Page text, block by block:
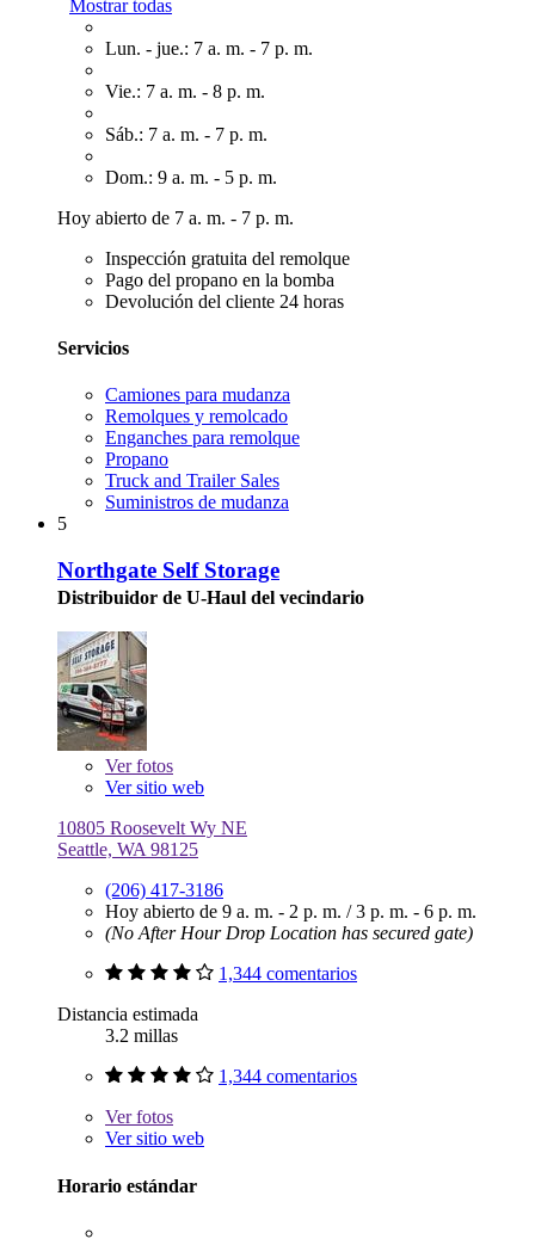
Mostrar todas
Lun. - jue.: 7 a. m. - 7 p. m.
Vie.: 7 a. m. - 8 p. m.
Sáb.: 7 a. m. - 7 p. m.
Dom.: 9 a. m. - 5 p. m.
Hoy abierto de 7 a. m. - 7 p. m.
Inspección gratuita del remolque
Pago del propano en la bomba
Devolución del cliente 24 horas
Servicios
Camiones para mudanza
Remolques y remolcado
Enganches para remolque
Propano
Truck and Trailer Sales
Suministros de mudanza
5
Northgate Self Storage
Distribuidor de U-Haul del vecindario
Verfotos
Ver sitio web
10805 Roosevelt Wy NE
Seattle, WA 98125
(206) 417-3186
Hoy abierto de 9 a. m. - 2 p. m. /3 p. m. - 6 p. m.
(No After Hour Drop Location has secured gate)
1,344 comentarios
Distancia estimada
3.2 millas
1,344 comentarios
Verfotos
Ver sitio web
Horario estándar